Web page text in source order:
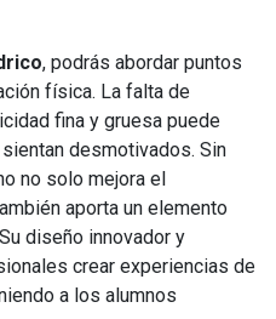
, podrás abordar puntos
física. La falta de
fina y gruesa puede
desmotivados. Sin
no solo mejora el
aporta un elemento
diseño innovador y
crear experiencias de
a los alumnos